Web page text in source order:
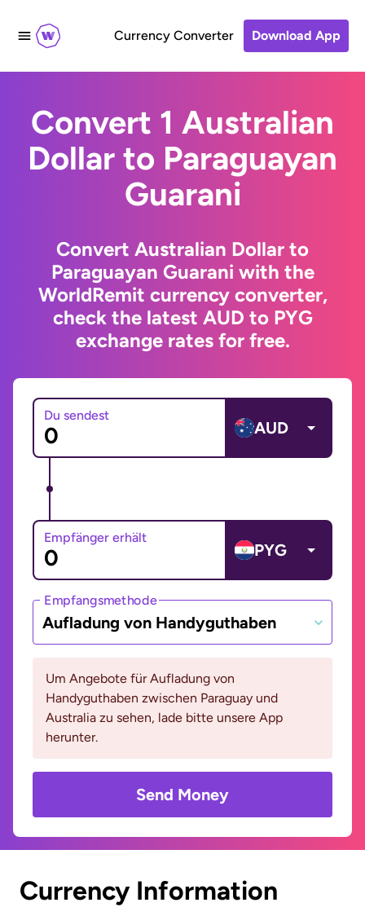
Currency Converter Download App
Convert 1 Australian
Dollar to Paraguayan
Guarani
Convert Australian Dollar to
Paraguayan Guarani with the
WorldRemit currency converter,
check the latest AUD to PYG
exchange rates for free.
Du sendest
AUD
Empfänger erhält
PYG
Empfangsmethode
Aufladung von Handyguthaben
Um Angebote für Aufladung von
Handyguthaben zwischen Paraguay und
Australia zu sehen, lade bitte unsere App
herunter.
Send Money
Currency Information